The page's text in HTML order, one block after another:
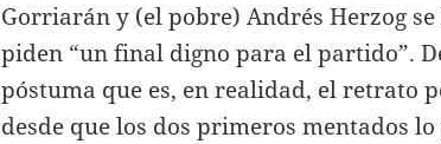
Gorriarán y (el pobre) Andrés Herzog
piden “un final digno para el partido”.
póstuma que es, en realidad, el retrato
desde que los dos primeros mentados